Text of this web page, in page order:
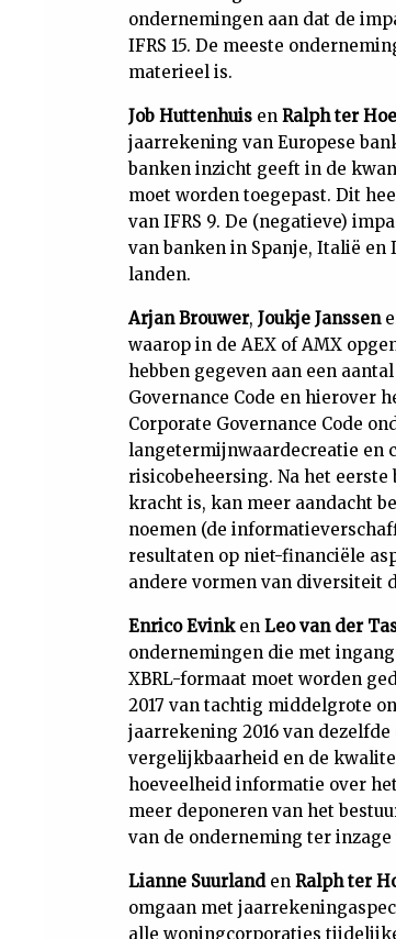
ondernemingen aan dat de
IFRS 15. De meeste
materieel is.
Job Huttenhuis en Ralph ter
jaarrekening van Europese
banken inzicht geeft in de
moet worden toegepast. Dit
van IFRS 9. De (negatieve)
van banken in Spanje, Italië
landen.
Arjan Brouwer, Joukje Janssen
waarop in de AEX of AMX
hebben gegeven aan een
Governance Code en hierover
Corporate Governance Code
langetermijnwaardecreatie en
risicobeheersing. Na het eerste
kracht is, kan meer aandacht
noemen (de
resultaten op niet-financiële
andere vormen van diversiteit
Enrico Evinken Leo van der
ondernemingen die met ingang
XBRL-formaat moet worden
2017 van tachtig middelgrote
jaarrekening 2016 van
vergelijkbaarheid en de
hoeveelheid informatie over
meer deponeren van het
van de onderneming ter
Lianne Suurlanden Ralph ter
omgaan met
alle woningcorporaties